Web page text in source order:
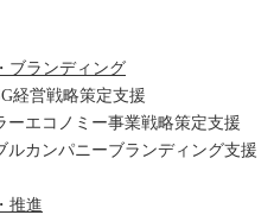
ブランディング
経営戦略策定支援
ーエコノミー事業戦略策定支援
ルカンパニーブランディング支援
推進